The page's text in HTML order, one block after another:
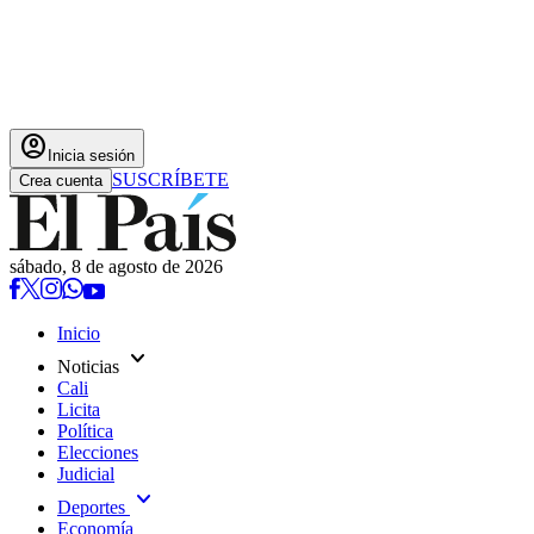
account_circle Inicia sesión
Crea cuenta SUSCRÍBETE
sábado, 8 de agosto de 2026
Inicio
Noticias expand_more
Cali
Licita
Política
Elecciones
Judicial
Deportes expand_more
Economía